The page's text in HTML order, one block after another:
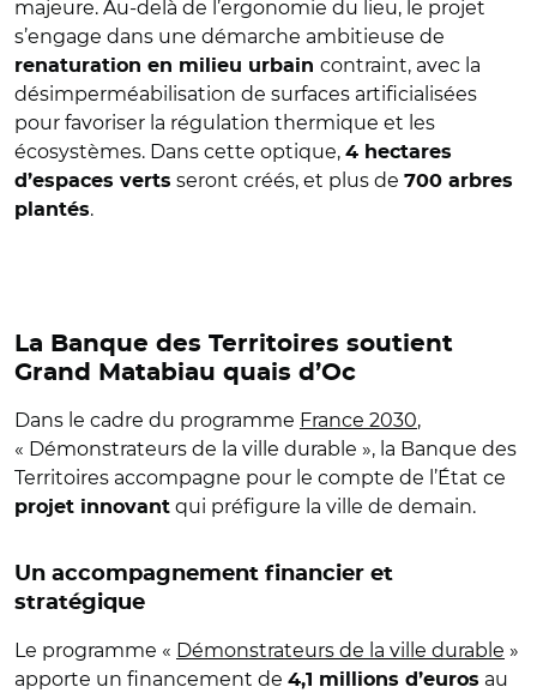
majeure. Au-delà de l’ergonomie du lieu, le projet
s’engage dans une démarche ambitieuse de
renaturation en milieu urbain contraint, avec la
désimperméabilisation de surfaces artificialisées
pour favoriser la régulation thermique et les
écosystèmes. Dans cette optique, 4 hectares
d’espaces verts seront créés, et plus de 700 arbres
plantés.
La Banque des Territoires soutient
Grand Matabiau quais d’Oc
Dans le cadre du programme France 2030,
« Démonstrateurs de la ville durable », la Banque des
Territoires accompagne pour le compte de l’État ce
projet innovant qui préfigure la ville de demain.
Un accompagnement financier et
stratégique
Le programme « Démonstrateurs de la ville durable »
apporte un financement de 4,1 millions d’euros au